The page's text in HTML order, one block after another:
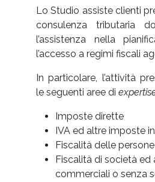
Lo Studio assiste clienti
consulenza tributaria
l’assistenza nella
l’accesso a regimi fiscali
In particolare, l’attività
le seguenti aree di
Imposte dirette
IVA ed altre imposte
Fiscalità delle
Fiscalità di società ed
commerciali o senza